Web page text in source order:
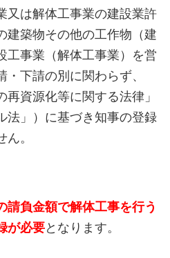
又は解体工事業の建設業許
建築物その他の工作物（建
工事業（解体工事業）を営
下請の別に関わらず、
再資源化等に関する法律」
法」）に基づき知事の登録
。
請負金額で解体工事を行う
が必要となります。